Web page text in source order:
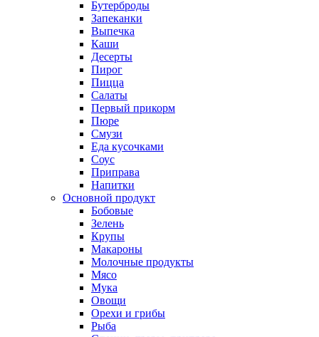
Бутерброды
Запеканки
Выпечка
Каши
Десерты
Пирог
Пицца
Салаты
Первый прикорм
Пюре
Смузи
Еда кусочками
Соус
Приправа
Напитки
Основной продукт
Бобовые
Зелень
Крупы
Макароны
Молочные продукты
Мясо
Мука
Овощи
Орехи и грибы
Рыба